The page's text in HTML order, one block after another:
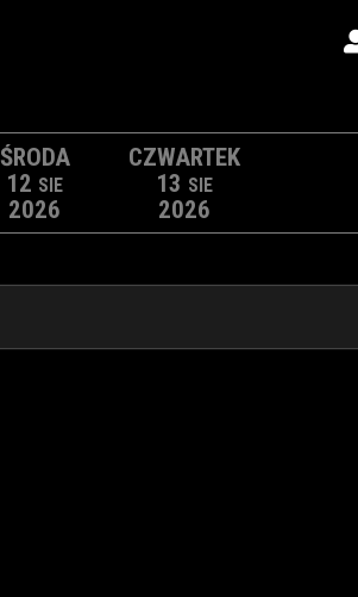
ŚRODA
12 SIE
2026
CZWARTEK
13 SIE
2026